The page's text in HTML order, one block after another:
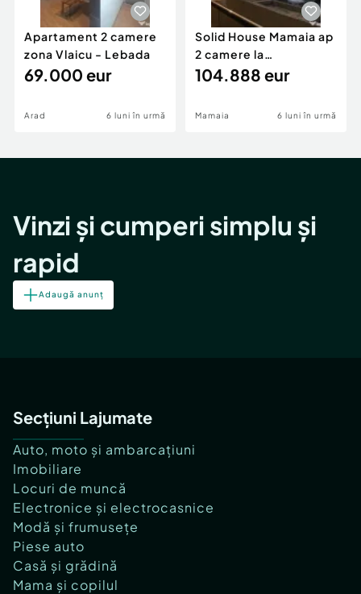
Apartament 2 camere
zona Vlaicu - Lebada
69.000 eur
Arad 6 luni în urmă
Solid House Mamaia ap
2 camere la
cheie,langa Mega
104.888 eur
Mamaia 6 luni în urmă
Vinzi și cumperi simplu și
rapid
Adaugă anunț
Secțiuni Lajumate
Auto, moto și ambarcațiuni
Imobiliare
Locuri de muncă
Electronice și electrocasnice
Modă și frumusețe
Piese auto
Casă și grădină
Mama și copilul